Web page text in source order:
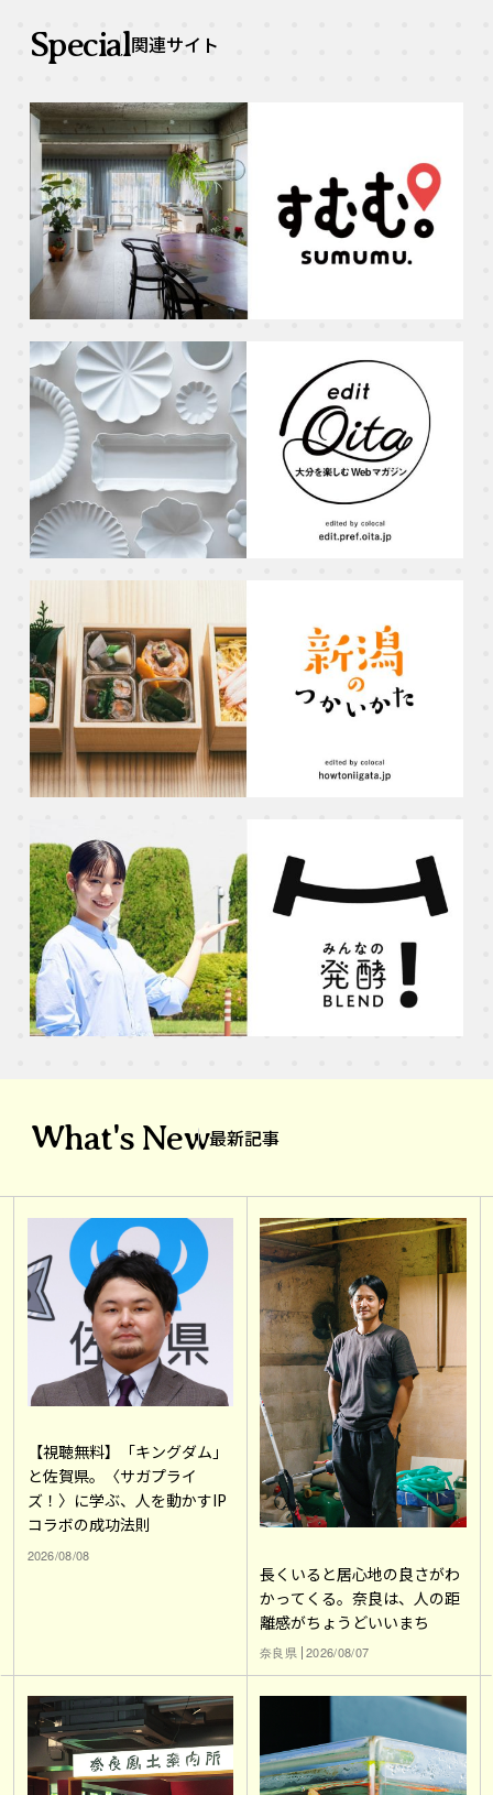
Special関連サイト
What's New最新記事
【視聴無料】「キングダム」
と佐賀県。〈サガプライ
ズ！〉に学ぶ、人を動かすIP
コラボの成功法則
2026/08/08
長くいると居心地の良さがわ
かってくる。奈良は、人の距
離感がちょうどいいまち
奈良県 2026/08/07